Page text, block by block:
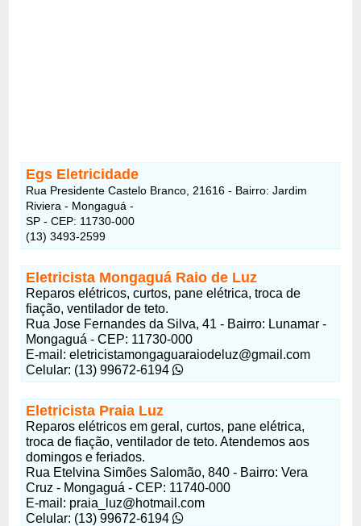
Egs Eletricidade
Rua Presidente Castelo Branco, 21616 - Bairro: Jardim
Riviera - Mongaguá -
SP - CEP: 11730-000
(13) 3493-2599
Eletricista Mongaguá Raio de Luz
Reparos elétricos, curtos, pane elétrica, troca de
fiação, ventilador de teto.
Rua Jose Fernandes da Silva, 41 - Bairro: Lunamar -
Mongaguá - CEP: 11730-000
E-mail: eletricistamongaguaraiodeluz@gmail.com
Celular: (13) 99672-6194
Eletricista Praia Luz
Reparos elétricos em geral, curtos, pane elétrica,
troca de fiação, ventilador de teto. Atendemos aos
domingos e feriados.
Rua Etelvina Simões Salomão, 840 - Bairro: Vera
Cruz - Mongaguá - CEP: 11740-000
E-mail: praia_luz@hotmail.com
Celular: (13) 99672-6194